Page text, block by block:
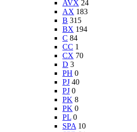
AVX 24
AX 183
B 315
BX 194
C 84
CC 1
CX 70
D 3
PH 0
PJ 40
PJ 0
PK 8
PK 0
PL 0
SPA 10